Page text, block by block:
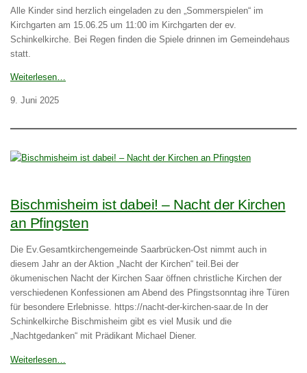
Alle Kinder sind herzlich eingeladen zu den „Sommerspielen“ im
Kirchgarten am 15.06.25 um 11:00 im Kirchgarten der ev.
Schinkelkirche. Bei Regen finden die Spiele drinnen im Gemeindehaus
statt.
Weiterlesen…
9. Juni 2025
Bischmisheim ist dabei! – Nacht der Kirchen
an Pfingsten
Die Ev.Gesamtkirchengemeinde Saarbrücken-Ost nimmt auch in
diesem Jahr an der Aktion „Nacht der Kirchen“ teil.Bei der
ökumenischen Nacht der Kirchen Saar öffnen christliche Kirchen der
verschiedenen Konfessionen am Abend des Pfingstsonntag ihre Türen
für besondere Erlebnisse. https://nacht-der-kirchen-saar.de In der
Schinkelkirche Bischmisheim gibt es viel Musik und die
„Nachtgedanken“ mit Prädikant Michael Diener.
Weiterlesen…